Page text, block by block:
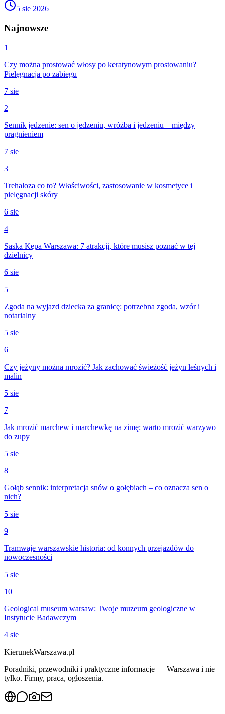
5 sie 2026
Najnowsze
1
Czy można prostować włosy po keratynowym prostowaniu?
Pielęgnacja po zabiegu
7 sie
2
Sennik jedzenie: sen o jedzeniu, wróżba i jedzeniu – między
pragnieniem
7 sie
3
Trehaloza co to? Właściwości, zastosowanie w kosmetyce i
pielęgnacji skóry
6 sie
4
Saska Kępa Warszawa: 7 atrakcji, które musisz poznać w tej
dzielnicy
6 sie
5
Zgoda na wyjazd dziecka za granicę: potrzebna zgoda, wzór i
notarialny
5 sie
6
Czy jeżyny można mrozić? Jak zachować świeżość jeżyn leśnych i
malin
5 sie
7
Jak mrozić marchew i marchewkę na zimę: warto mrozić warzywo
do zupy
5 sie
8
Gołąb sennik: interpretacja snów o gołębiach – co oznacza sen o
nich?
5 sie
9
Tramwaje warszawskie historia: od konnych przejazdów do
nowoczesności
5 sie
10
Geological museum warsaw: Twoje muzeum geologiczne w
Instytucie Badawczym
4 sie
KierunekWarszawa.pl
Poradniki, przewodniki i praktyczne informacje — Warszawa i nie
tylko. Firmy, praca, ogłoszenia.